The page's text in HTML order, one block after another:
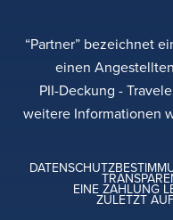
“Partner” bezeichnet
einen
PII-Deckung -
weitere Informationen
EINE ZAHLUNG
ZULETZT